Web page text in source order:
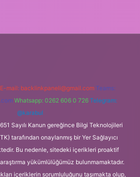
E-mail: backlinkpaneli@gmail.com Teams:
Whatsapp: 0262 606 0 726 Telegram:
@karabul
Sayılı Kanun gereğince Bilgi Teknolojileri
tarafından onaylanmış bir Yer Sağlayıcı
Bu nedenle, sitedeki içerikleri proaktif
yükümlülüğümüz bulunmamaktadır.
içeriklerin sorumluluğunu taşımakta olup,